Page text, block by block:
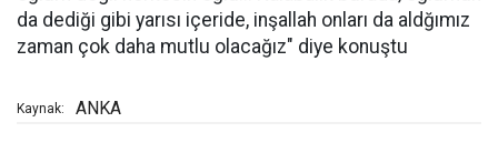
da dediği gibi yarısı içeride, inşallah onları da aldğımız
zaman çok daha mutlu olacağız" diye konuştu
Kaynak: ANKA